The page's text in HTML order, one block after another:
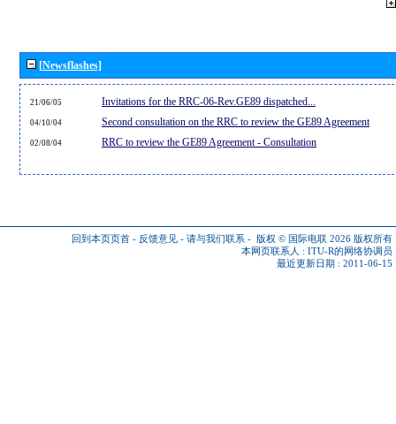
[Newsflashes]
21/06/05 Invitations for the RRC-06-Rev.GE89 dispatched...
04/10/04 Second consultation on the RRC to review the GE89 Agreement
02/08/04 RRC to review the GE89 Agreement - Consultation
回到本页页首 - 反馈意见 - 请与我们联系 - 版权 © 国际电联 2026 版权所有
本网页联系人 : ITU-R的网络协调员
最近更新日期 : 2011-06-15